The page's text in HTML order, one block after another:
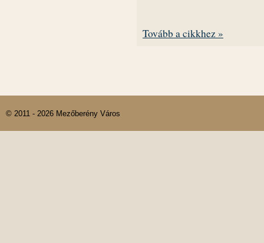
Tovább a cikkhez »
© 2011 - 2026 Mezőberény Város